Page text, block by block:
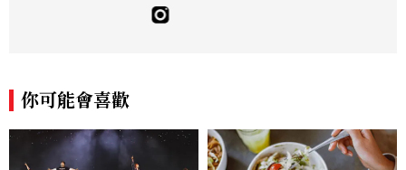
飯店、奢華旅宿、旅遊景點、航空等領域，
另涉獵3C家電、居家生活範疇，具備實測
pella、Mandarin Oriental、JOAL
I、Raffles、Banyan Tree、IHG、Ma
你可能會喜歡